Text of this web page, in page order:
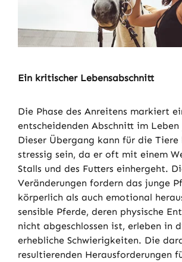
Ein kritischer Lebensabschnitt
Die Phase des Anreitens markiert
entscheidenden Abschnitt im
Dieser Übergang kann für die Tiere
stressig sein, da er oft mit einem
Stalls und des Futters einhergeht.
Veränderungen fordern das junge
körperlich als auch emotional
sensible Pferde, deren physische
nicht abgeschlossen ist, erleben in
erhebliche Schwierigkeiten. Die
resultierenden Herausforderungen